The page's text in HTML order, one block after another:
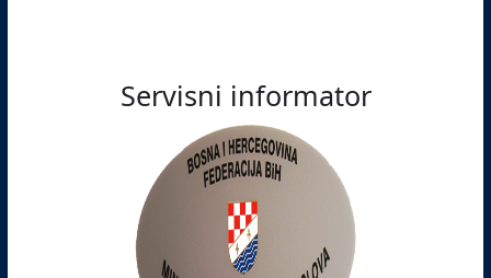
Servisni informator